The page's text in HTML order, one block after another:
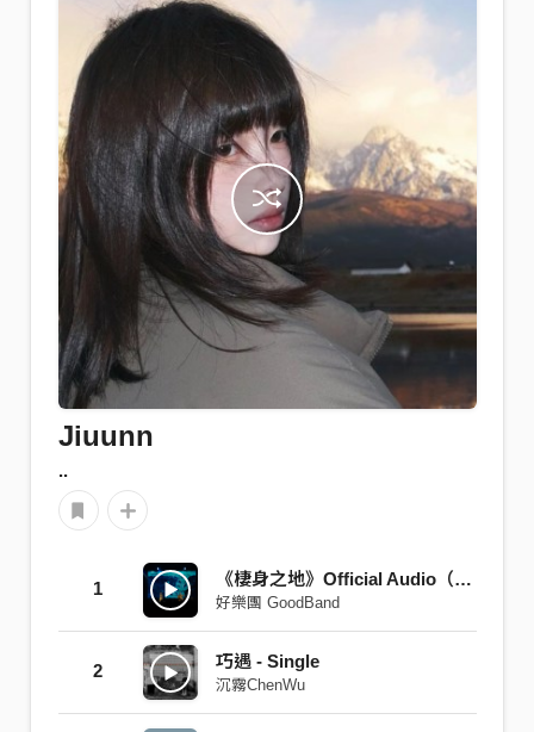
Jiuunn
..
1 《棲身之地》Official Audio（Live in Legacy）
好樂團 GoodBand
2 巧遇 - Single
沉霧ChenWu